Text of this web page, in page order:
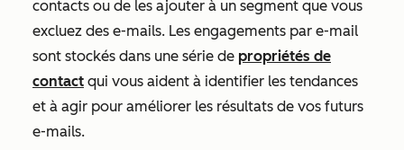
contacts ou de les ajouter à un segment que vous
excluez des e-mails. Les engagements par e-mail
sont stockés dans une série de propriétés de
contact qui vous aident à identifier les tendances
et à agir pour améliorer les résultats de vos futurs
e-mails.